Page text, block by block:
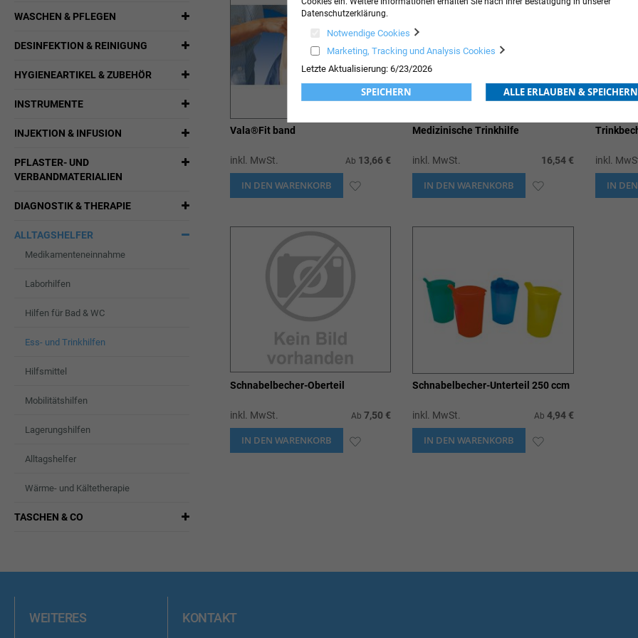
Vala®Fit band
inkl. MwSt. Ab 13,66 €
IN DEN WARENKORB
Medizinische Trinkhilfe
inkl. MwSt. 16,54 €
IN DEN WARENKORB ZUR
inkl.
IN
Schnabelbecher-Oberteil
inkl. MwSt. Ab 7,50 €
IN DEN WARENKORB
Schnabelbecher-Unterteil 250 ccm
inkl. MwSt. Ab 4,94 €
IN DEN WARENKORB ZUR
WASCHEN & PFLEGEN
DESINFEKTION & REINIGUNG
HYGIENEARTIKEL & ZUBEHÖR
INSTRUMENTE
INJEKTION & INFUSION
PFLASTER- UND
VERBANDMATERIALIEN
DIAGNOSTIK & THERAPIE
ALLTAGSHELFER
Medikamenteneinnahme
Laborhilfen
Hilfen für Bad & WC
Ess- und Trinkhilfen
Hilfsmittel
Mobilitätshilfen
Lagerungshilfen
Alltagshelfer
Wärme- und Kältetherapie
TASCHEN & CO
WEITERES KONTAKT
Datenschutzerklärung.
Notwendige Cookies
Marketing, Tracking und Analysis Cookies
Letzte Aktualisierung: 6/23/2026
SPEICHERN ALLE ERLAUBEN & SPEICHERN